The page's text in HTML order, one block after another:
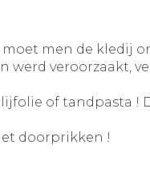
men de kledij
veroorzaakt,
of tandpasta
doorprikken !